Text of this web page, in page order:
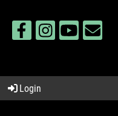
Login